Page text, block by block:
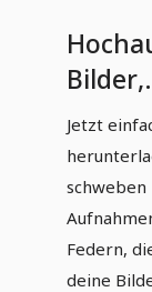
Bilder,
Jetzt
schweben
Federn,
deine